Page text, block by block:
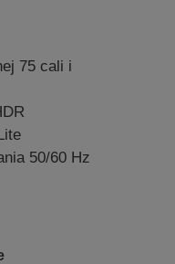
75 cali i
50/60 Hz